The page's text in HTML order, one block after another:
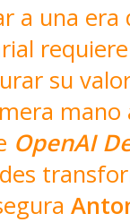
a una
su
OpenAI